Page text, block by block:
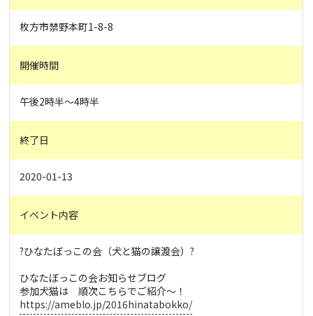
枚方市禁野本町1-8-8
開催時間
午後2時半〜4時半
終了日
2020-01-13
イベント内容
?ひなたぼっこの会（犬と猫の譲渡会）?
ひなたぼっこの会お知らせブログ
参加犬猫は 順次こちらでご紹介〜！
https://ameblo.jp/2016hinatabokko/